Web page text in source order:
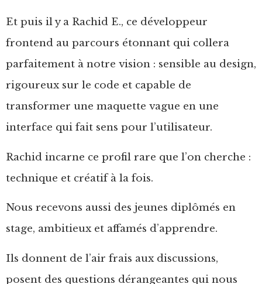
Et puis il y a Rachid E., ce développeur
frontend au parcours étonnant qui collera
parfaitement à notre vision : sensible au design,
rigoureux sur le code et capable de
transformer une maquette vague en une
interface qui fait sens pour l’utilisateur.
Rachid incarne ce profil rare que l’on cherche :
technique et créatif à la fois.
Nous recevons aussi des jeunes diplômés en
stage, ambitieux et affamés d’apprendre.
Ils donnent de l’air frais aux discussions,
posent des questions dérangeantes qui nous